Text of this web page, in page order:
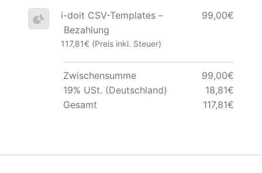
i-doit CSV-Templates –
Bezahlung
117,81€ (Preis inkl. Steuer)
99,00€
Zwischensumme
99,00€
19% USt. (Deutschland)
18,81€
Gesamt
117,81€